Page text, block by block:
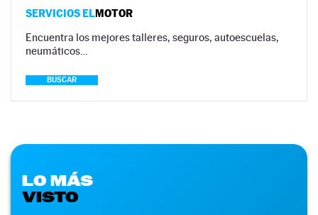
SERVICIOS ELMOTOR
Encuentra los mejores talleres, seguros, autoescuelas,
neumáticos…
BUSCAR
LO MÁS
VISTO